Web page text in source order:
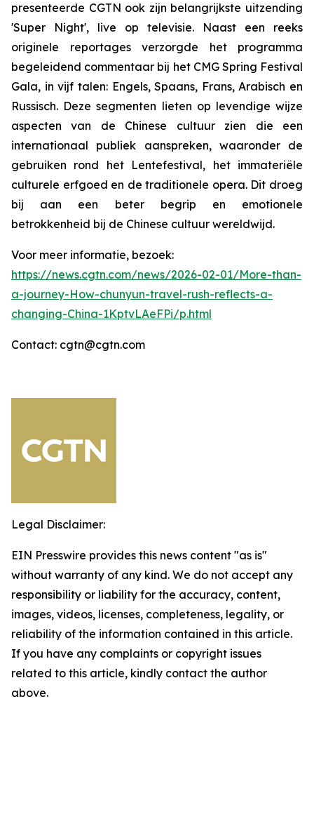
presenteerde CGTN ook zijn belangrijkste uitzending
'Super Night', live op televisie. Naast een reeks
originele reportages verzorgde het programma
begeleidend commentaar bij het CMG Spring Festival
Gala, in vijf talen: Engels, Spaans, Frans, Arabisch en
Russisch. Deze segmenten lieten op levendige wijze
aspecten van de Chinese cultuur zien die een
internationaal publiek aanspreken, waaronder de
gebruiken rond het Lentefestival, het immateriële
culturele erfgoed en de traditionele opera. Dit droeg
bij aan een beter begrip en emotionele
betrokkenheid bij de Chinese cultuur wereldwijd.
Voor meer informatie, bezoek:
https://news.cgtn.com/news/2026-02-01/More-than-
a-journey-How-chunyun-travel-rush-reflects-a-
changing-China-1KptvLAeFPi/p.html
Contact: cgtn@cgtn.com
Legal Disclaimer:
EIN Presswire provides this news content "as is"
without warranty of any kind. We do not accept any
responsibility or liability for the accuracy, content,
images, videos, licenses, completeness, legality, or
reliability of the information contained in this article.
If you have any complaints or copyright issues
related to this article, kindly contact the author
above.